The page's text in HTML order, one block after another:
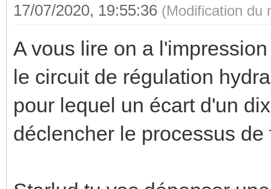
17/07/2020, 19:55:36 (Modification du
A vous lire on a
le circuit de régulation
pour lequel un écart d'un
déclencher le processus de